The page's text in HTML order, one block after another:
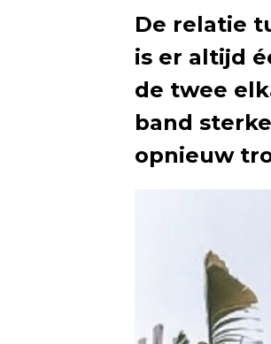
De relatie
is er altijd
de twee
band
opnieuw